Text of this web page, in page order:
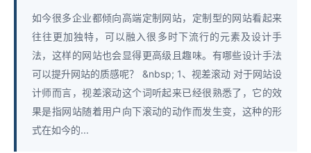
如今很多企业都倾向高端定制网站，定制型的网站看起来
往往更加独特，可以融入很多时下流行的元素及设计手
法，这样的网站也会显得更高级且趣味。有哪些设计手法
可以提升网站的质感呢？ &nbsp; 1、视差滚动 对于网站设
计师而言，视差滚动这个词听起来已经很熟悉了，它的效
果是指网站随着用户向下滚动的动作而发生变，这种的形
式在如今的...